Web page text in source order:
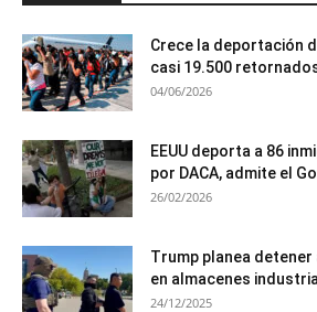
Crece la deportación
casi 19.500
04/06/2026
EEUU deporta a 86
por DACA, admite el
26/02/2026
Trump planea detener
en almacenes
24/12/2025